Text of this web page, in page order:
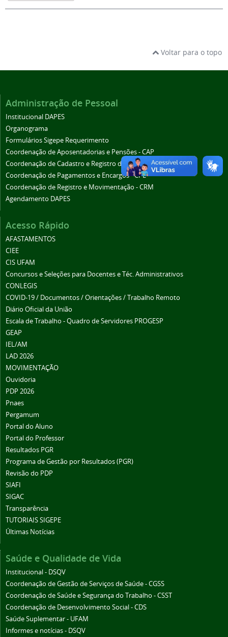
Voltar para o topo
Administração de Pessoal
Institucional DAPES
Organograma
Formulários Sigepe Requerimento
Coordenação de Aposentadorias e Pensões - CAP
Coordenação de Cadastro e Registro de Pessoal - CCRP
Coordenação de Pagamentos e Encargos - CPE
Coordenação de Registro e Movimentação - CRM
Agendamento DAPES
Acesso Rápido
AFASTAMENTOS
CIEE
CIS UFAM
Concursos e Seleções para Docentes e Téc. Administrativos
CONLEGIS
COVID-19 / Documentos / Orientações / Trabalho Remoto
Diário Oficial da União
Escala de Trabalho - Quadro de Servidores PROGESP
GEAP
IEL/AM
LAD 2026
MOVIMENTAÇÃO
Ouvidoria
PDP 2026
Pnaes
Pergamum
Portal do Aluno
Portal do Professor
Resultados PGR
Programa de Gestão por Resultados (PGR)
Revisão do PDP
SIAFI
SIGAC
Transparência
TUTORIAIS SIGEPE
Últimas Notícias
Saúde e Qualidade de Vida
Institucional - DSQV
Coordenação de Gestão de Serviços de Saúde - CGSS
Coordenação de Saúde e Segurança do Trabalho - CSST
Coordenação de Desenvolvimento Social - CDS
Saúde Suplementar - UFAM
Informes e notícias - DSQV